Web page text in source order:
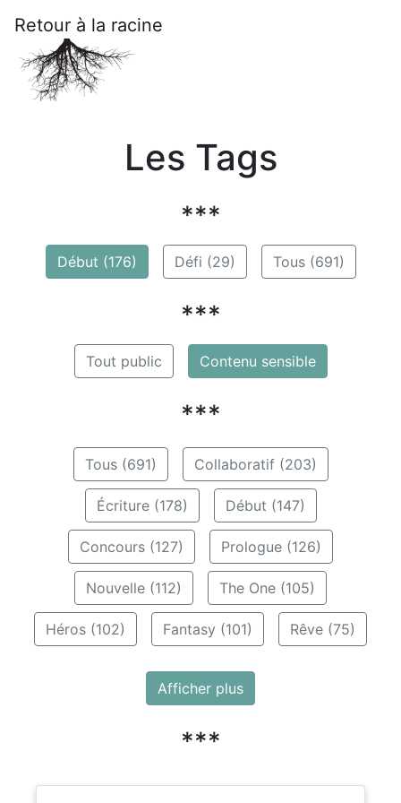
Retour à la racine
Les Tags
***
Début (176) Défi (29) Tous (691)
***
Tout public Contenu sensible
***
Tous (691) Collaboratif (203)
Écriture (178) Début (147)
Concours (127) Prologue (126)
Nouvelle (112) The One (105)
Héros (102) Fantasy (101) Rêve (75)
Afficher plus
***